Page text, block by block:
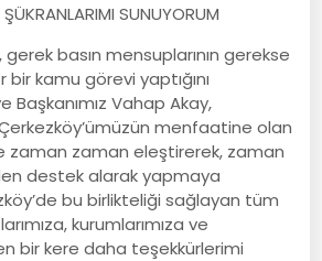
ŞÜKRANLARIMI SUNUYORUM
basın mensuplarının gerekse
kamu görevi yaptığını
Başkanımız Vahap Akay,
menfaatine olan
zaman zaman eleştirerek, zaman
destek alarak yapmaya
bu birlikteliği sağlayan tüm
kurumlarımıza ve
bir kere daha teşekkürlerimi